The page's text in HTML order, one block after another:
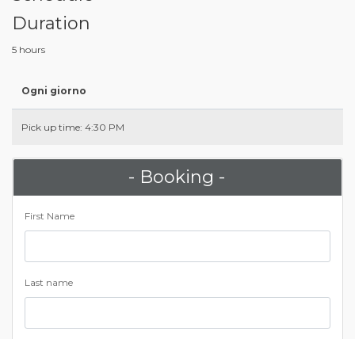
Duration
5 hours
Ogni giorno
Pick up time: 4:30 PM
- Booking -
First Name
Last name